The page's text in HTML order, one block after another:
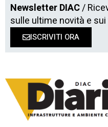
Newsletter DIAC/
sulle ultime novità e
ISCRIVITI ORA